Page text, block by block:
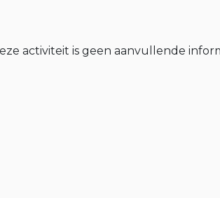
activiteit is geen aanvullende